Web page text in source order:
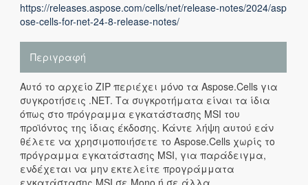
https://releases.aspose.com/cells/net/release-notes/2024/asp
ose-cells-for-net-24-8-release-notes/
Περιγραφή
Αυτό το αρχείο ZIP περιέχει μόνο τα Aspose.Cells για
συγκροτήσεις .NET. Τα συγκροτήματα είναι τα ίδια
όπως στο πρόγραμμα εγκατάστασης MSI του
προϊόντος της ίδιας έκδοσης. Κάντε λήψη αυτού εάν
θέλετε να χρησιμοποιήσετε το Aspose.Cells χωρίς το
πρόγραμμα εγκατάστασης MSI, για παράδειγμα,
ενδέχεται να μην εκτελείτε προγράμματα
εγκατάστασης MSI σε Mono ή σε άλλα